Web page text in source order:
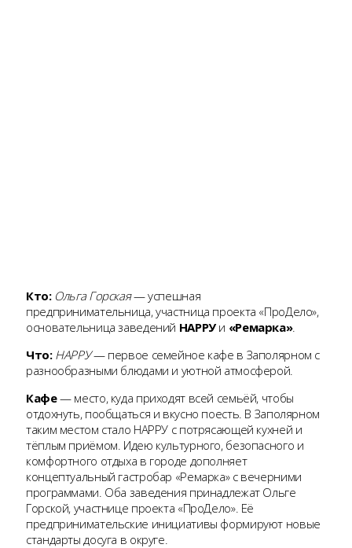
Кто: Ольга Горская— успешная
предпринимательница, участница проекта «ПроДело»,
основательница заведений НАРРУи «Ремарка».
Что: НАРРУ— первое семейное кафе в Заполярном с
разнообразными блюдами и уютной атмосферой.
Кафе— место, куда приходят всей семьёй, чтобы
отдохнуть, пообщаться и вкусно поесть. В Заполярном
таким местом стало НАРРУ с потрясающей кухней и
тёплым приёмом. Идею культурного, безопасного и
комфортного отдыха в городе дополняет
концептуальный гастробар «Ремарка» с вечерними
программами. Оба заведения принадлежат Ольге
Горской, участнице проекта «ПроДело». Её
предпринимательские инициативы формируют новые
стандарты досуга в округе.